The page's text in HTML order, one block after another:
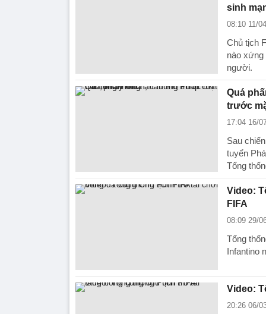
sinh
08:10 11/
Chủ tịch
nào xứng
người.
Quá
trước
17:04 16/
Sau
tuyển
Tổng
Video:
FIFA
08:09 29/
Tổng
Infantino
Video:
20:26 06/